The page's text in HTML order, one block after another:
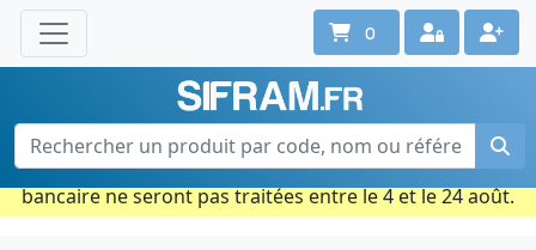
Une question ? Un conseil ?
Contactez-nous au 02 40 92 17 71
Ouvert du lun. au vend. de 08h à 18h
Période estivale : Les commandes prises par carte
bancaire ne seront pas traitées entre le 4 et le 24 août.
0